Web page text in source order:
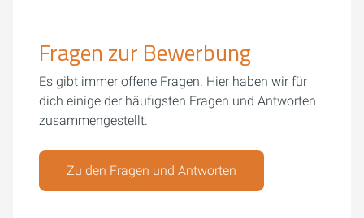
Fragen zur Bewerbung
Es gibt immer offene Fragen. Hier haben wir für
dich einige der häufigsten Fragen und Antworten
zusammengestellt.
Zu den Fragen und Antworten